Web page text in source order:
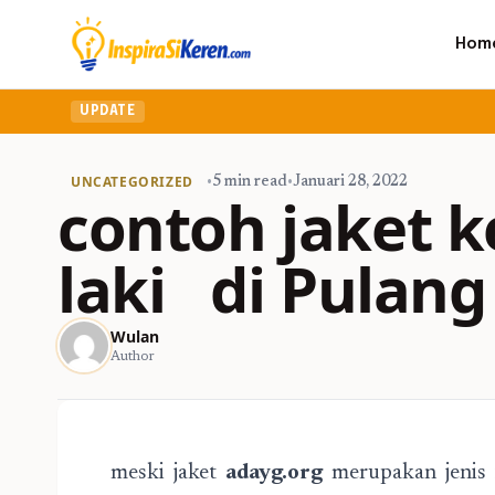
UPDATE
UNCATEGORIZED •5 min read•Januari 28, 2022
contoh jaket
laki di Pulang
Wulan
Author
meski jaket adayg.orgmerupakan jenis